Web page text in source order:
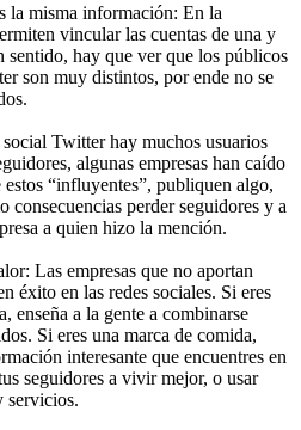
la misma información: En la
vincular las cuentas de una y
sentido, hay que ver que los públicos
son muy distintos, por ende no se
Twitter hay muchos usuarios
algunas empresas han caído
“influyentes”, publiquen algo,
consecuencias perder seguidores y a
a quien hizo la mención.
Las empresas que no aportan
éxito en las redes sociales. Si eres
enseña a la gente a combinarse
Si eres una marca de comida,
interesante que encuentres en
seguidores a vivir mejor, o usar
servicios.